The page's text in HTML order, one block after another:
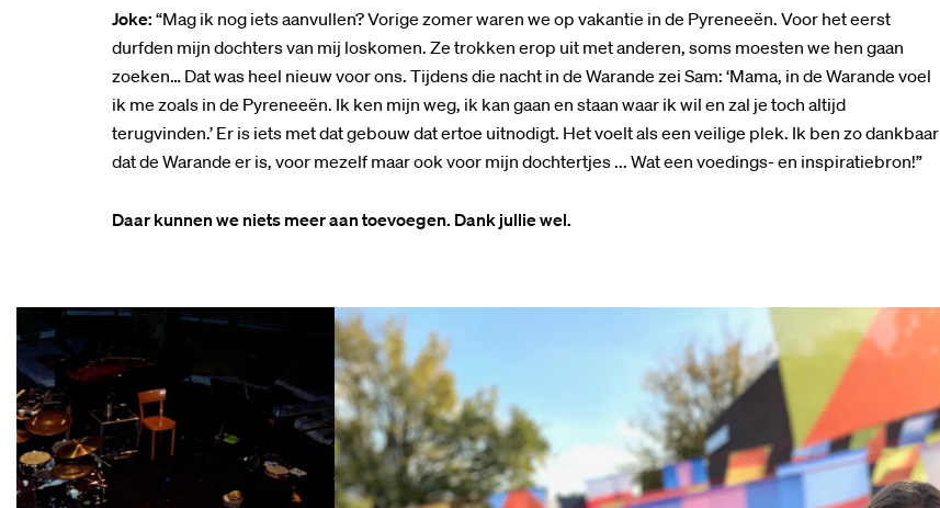
Joke: “Mag ik nog iets aanvullen? Vorige zomer waren we op vakantie in de Pyreneeën. Voor het eerst
durfden mijn dochters van mij loskomen. Ze trokken erop uit met anderen, soms moesten we hen gaan
zoeken… Dat was heel nieuw voor ons. Tijdens die nacht in de Warande zei Sam: ‘Mama, in de Warande voel
ik me zoals in de Pyreneeën. Ik ken mijn weg, ik kan gaan en staan waar ik wil en zal je toch altijd
terugvinden.’ Er is iets met dat gebouw dat ertoe uitnodigt. Het voelt als een veilige plek. Ik ben zo dankbaar
dat de Warande er is, voor mezelf maar ook voor mijn dochtertjes ... Wat een voedings- en inspiratiebron!”
Daar kunnen we niets meer aan toevoegen. Dank jullie wel.
Overslaan